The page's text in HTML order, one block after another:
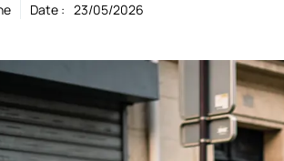
Date : 23/05/2026